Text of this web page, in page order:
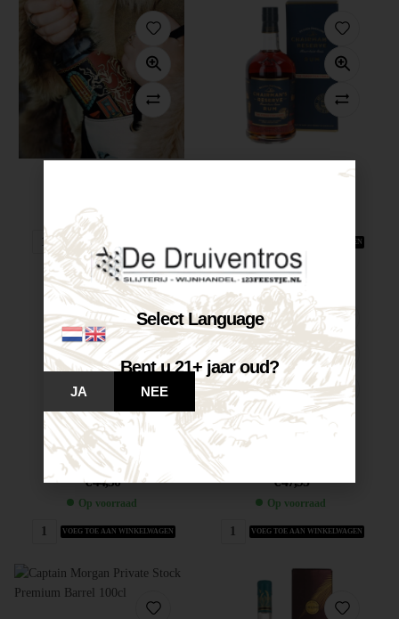
Op voorraad
VOEG TOE AAN WINKELWAGEN VOEG TOE AAN WINKELWAGEN
Don Papa...
€44,50
Op voorraad
VOEG TOE AAN WINKELWAGEN
€47,95
Op voorraad
VOEG TOE AAN WINKELWAGEN
Select Language
Bent u 21+ jaar oud?
JA NEE